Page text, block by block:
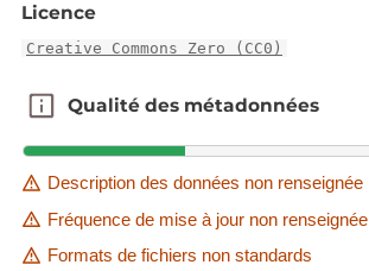
Licence
Creative Commons Zero (CC0)
Qualité des métadonnées
Qualité des métadonnées
Description des données non renseignée
Fréquence de mise à jour non renseignée
Formats de fichiers non standards